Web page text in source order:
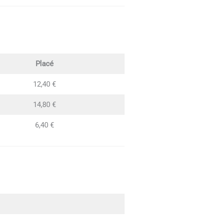
Placé
12,40 €
14,80 €
6,40 €